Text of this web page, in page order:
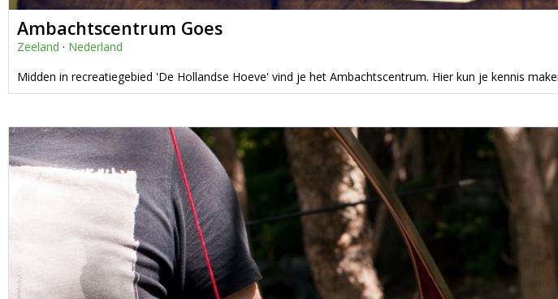
Ambachtscentrum Goes
Zeeland · Nederland
Midden in recreatiegebied 'De Hollandse Hoeve' vind je het Ambachtscentrum. Hier kun je kennis